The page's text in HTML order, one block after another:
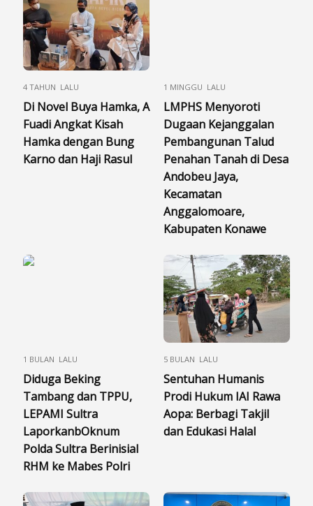
4 TAHUN LALU
Di Novel Buya Hamka, A
Fuadi Angkat Kisah
Hamka dengan Bung
Karno dan Haji Rasul
1 MINGGU LALU
LMPHS Menyoroti
Dugaan Kejanggalan
Pembangunan Talud
Penahan Tanah di Desa
Andobeu Jaya,
Kecamatan
Anggalomoare,
Kabupaten Konawe
1 BULAN LALU
Diduga Beking
Tambang dan TPPU,
LEPAMI Sultra
LaporkanbOknum
Polda Sultra Berinisial
RHM ke Mabes Polri
5 BULAN LALU
Sentuhan Humanis
Prodi Hukum IAI Rawa
Aopa: Berbagi Takjil
dan Edukasi Halal